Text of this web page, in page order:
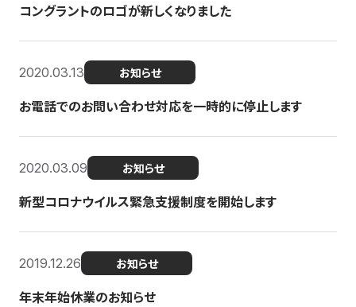
コングラントのロゴが新しくなりました
2020.03.13 お知らせ
お電話でのお問い合わせ対応を一時的に停止します
2020.03.09 お知らせ
新型コロナウイルス緊急支援制度を開始します
2019.12.26 お知らせ
年末年始休業のお知らせ